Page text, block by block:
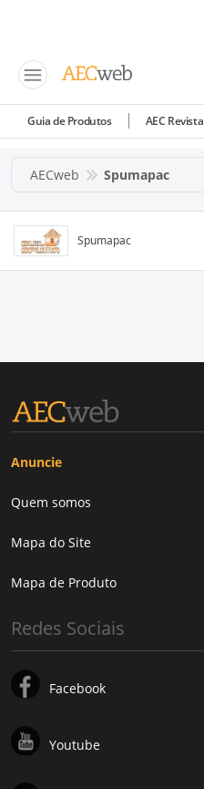
Guia de Produtos AEC Revista
AECweb Spumapac
Spumapac
Anuncie
Quem somos
Mapa do Site
Mapa de Produto
Redes Sociais
Facebook
Youtube